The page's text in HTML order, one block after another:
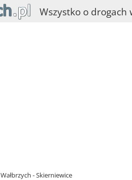
Wszystko o drogach
Wałbrzych - Skierniewice